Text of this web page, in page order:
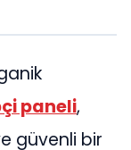
paneli,
güvenli bir